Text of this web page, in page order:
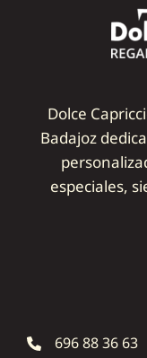
Dolce
Badajoz
especiales,
696 88 36 63